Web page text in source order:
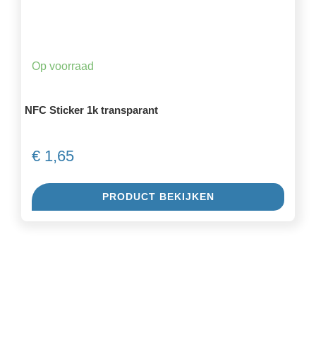
Op voorraad
NFC Sticker 1k transparant
€1,65
PRODUCT BEKIJKEN